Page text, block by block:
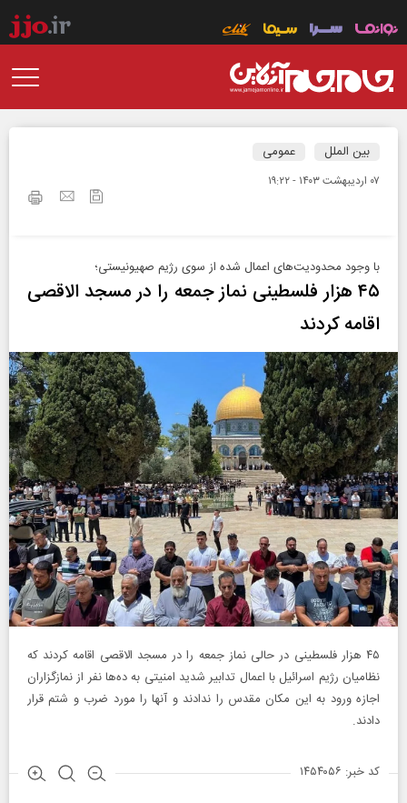
بین الملل عمومی
۰۷ ارديبهشت ۱۴۰۳ - ۱۹:۲۲
با وجود محدودیت‌های اعمال شده از سوی رژیم صهیونیستی؛
۴۵ هزار فلسطینی نماز جمعه را در مسجد الاقصی
اقامه کردند
۴۵ هزار فلسطینی در حالی نماز جمعه را در مسجد الاقصی اقامه کردند که
نظامیان رژیم اسرائیل با اعمال تدابیر شدید امنیتی به ده‌ها نفر از نمازگزاران
اجازه ورود به این مکان مقدس را ندادند و آنها را مورد ضرب و شتم قرار
دادند.
کد خبر: ۱۴۵۴۰۵۶